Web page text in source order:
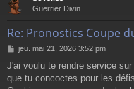
Guerrier Divin
Re: Pronostics Coupe
M
s
s
jeu. mai 21, 2026 3:52 pm
J'ai voulu te rendre service
que tu concoctes pour les